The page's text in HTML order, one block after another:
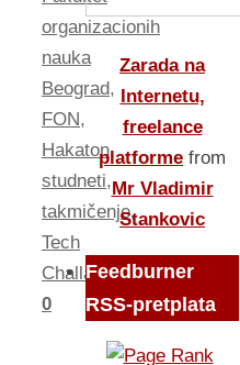
organizacionih
nauka
Beograd,
FON,
Hakaton,
studneti,
takmičenje,
Tech
Challange
0
Zarada na
Internetu,
freelance
platforme from
Mr Vladimir
Stankovic
Feedburner
RSS-pretplata